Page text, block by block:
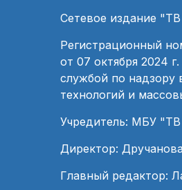
Сетевое издание
Регистрационный
от 07 октября 2024
службой по надзору
технологий и
Учредитель: МБУ
Директор:
Главный редактор: